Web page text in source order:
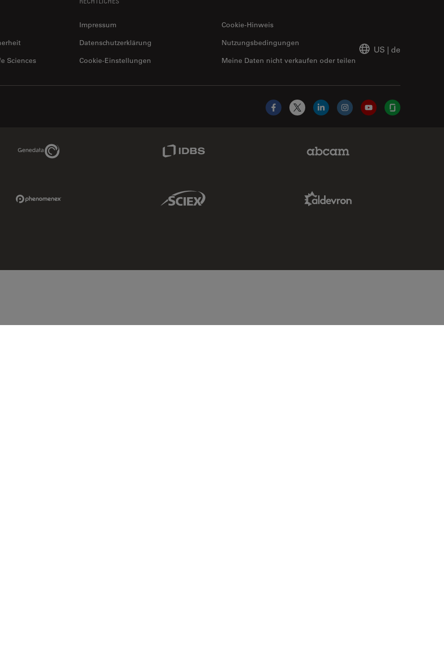
Sciences
Impressum
Cookie-Hinweis
Datenschutzerklärung
Meine Daten nicht verkaufen oder teilen
Nutzungsbedingungen
Cookie-Einstellungen
US | de
Facebook
X LinkedInInstagramYouTubeGlassdoor
Genedata Link
Sciex Link